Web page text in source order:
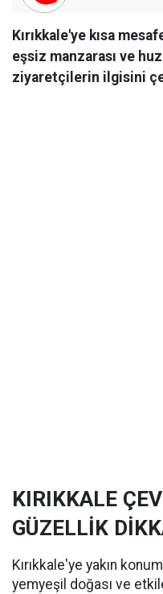
Kırıkkale'ye kısa
eşsiz manzarası ve
ziyaretçilerin ilgisini
KIRIKKALE
GÜZELLİK
Kırıkkale'ye yakın
yemyeşil doğası ve